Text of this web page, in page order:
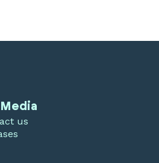
Media
us